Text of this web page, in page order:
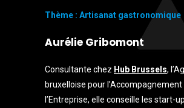
Thème : Artisanat gastronomique
Aurélie Gribomont
Consultante chez Hub Brussels,
bruxelloise pour l’Accompagnement
l’Entreprise, elle conseille les start-